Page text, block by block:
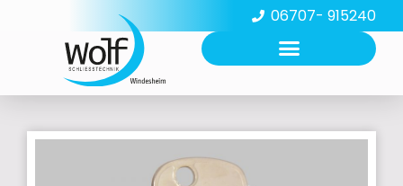
06707- 915240